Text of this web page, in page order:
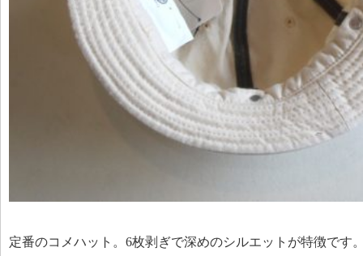
定番のコメハット。6枚剥ぎで深めのシルエットが特徴です